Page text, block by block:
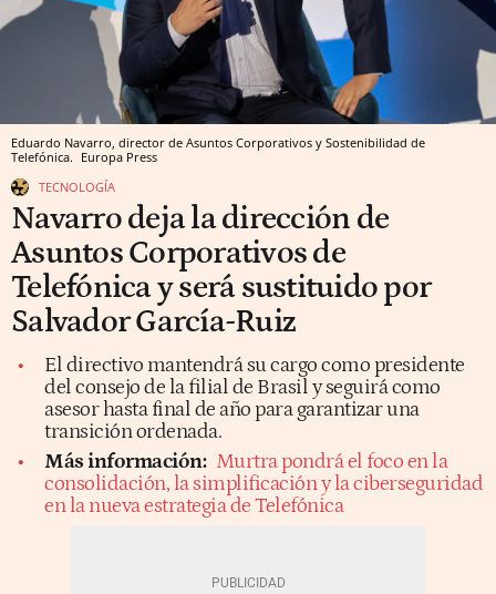
Eduardo Navarro, director de Asuntos Corporativos y Sostenibilidad de
Telefónica. Europa Press
TECNOLOGÍA
Navarro deja la dirección de
Asuntos Corporativos de
Telefónica y será sustituido por
Salvador García-Ruiz
El directivo mantendrá su cargo como presidente
del consejo de la filial de Brasil y seguirá como
asesor hasta final de año para garantizar una
transición ordenada.
Más información: Murtra pondrá el foco en la
consolidación, la simplificación y la ciberseguridad
en la nueva estrategia de Telefónica